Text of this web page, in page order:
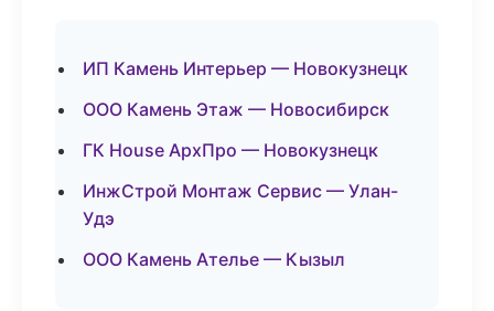
ИП Камень Интерьер — Новокузнецк
ООО Камень Этаж — Новосибирск
ГК House АрхПро — Новокузнецк
ИнжСтрой Монтаж Сервис — Улан-
Удэ
ООО Камень Ателье — Кызыл